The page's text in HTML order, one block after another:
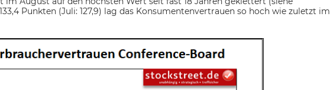
Punkten (Juli: 127,9) lag das Konsumentenvertrauen so hoch wie zuletzt im